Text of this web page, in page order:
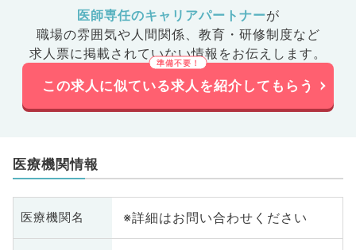
医師専任のキャリアパートナーが
職場の雰囲気や人間関係、 教育・研修制度など
求人票に掲載されていない情報をお伝えします。
この求人に似ている求人を紹介してもらう
医療機関情報
医療機関名 ※詳細はお問い合わせください